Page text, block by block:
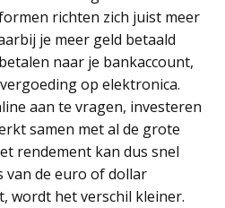
richten zich juist meer
je meer geld betaald
naar je bankaccount,
op elektronica.
aan te vragen, investeren
samen met al de grote
rendement kan dus snel
van de euro of dollar
wordt het verschil kleiner.